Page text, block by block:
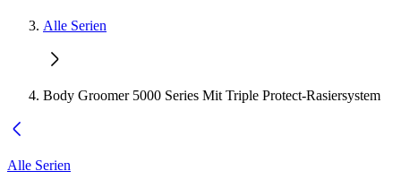
Alle Serien
Body Groomer 5000 Series Mit Triple Protect-Rasiersystem
Alle Serien